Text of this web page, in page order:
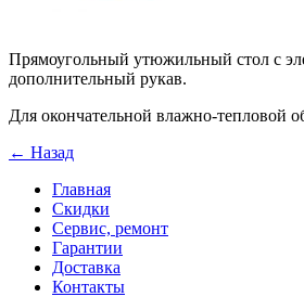
Прямоугольный утюжильный стол с
дополнительный рукав.
Для окончательной влажно-тепловой
← Назад
Главная
Скидки
Сервис, ремонт
Гарантии
Доставка
Контакты